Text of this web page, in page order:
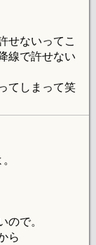
せないってこ
線で許せない
てしまって笑
ので。
ら